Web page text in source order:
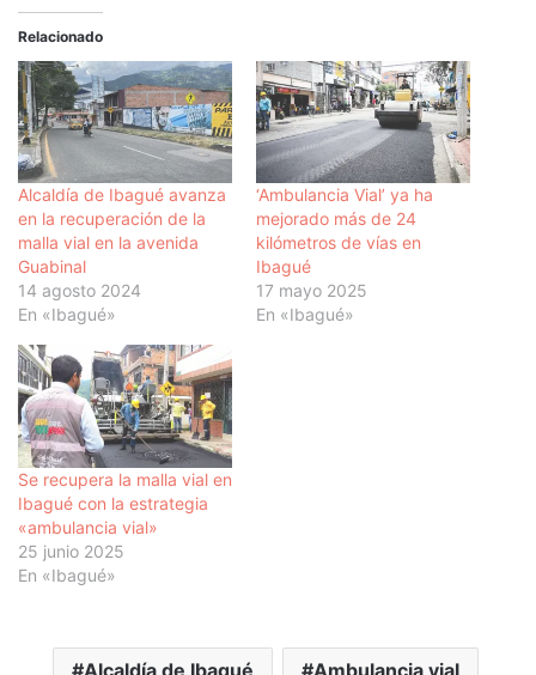
Relacionado
Alcaldía de Ibagué avanza
en la recuperación de la
malla vial en la avenida
Guabinal
14 agosto 2024
En «Ibagué»
‘Ambulancia Vial’ ya ha
mejorado más de 24
kilómetros de vías en
Ibagué
17 mayo 2025
En «Ibagué»
Se recupera la malla vial en
Ibagué con la estrategia
«ambulancia vial»
25 junio 2025
En «Ibagué»
Alcaldía de Ibagué Ambulancia vial